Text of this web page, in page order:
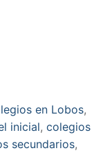
en Lobos,
inicial, colegios
secundarios,